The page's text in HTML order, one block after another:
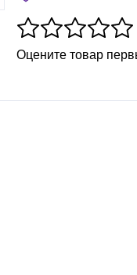
Оцените товар